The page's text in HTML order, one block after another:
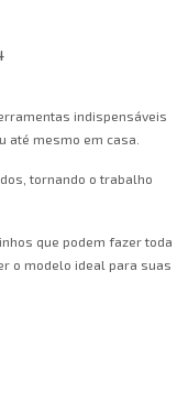
indispensáveis
até mesmo em casa.
tornando o trabalho
que podem fazer toda
o modelo ideal para suas